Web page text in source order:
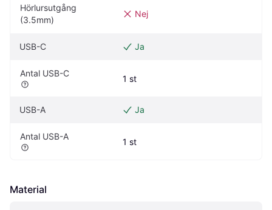
Hörlursutgång
(3.5mm)
Nej
USB-C Ja
Antal USB-C
1 st
USB-A Ja
Antal USB-A
1 st
Material